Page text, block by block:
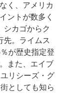
く、アメリカ
ントが数多く
シカゴからク
先。ライムス
が歴史指定登
また、エイブ
リシーズ・グ
としても知ら